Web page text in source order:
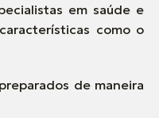
em saúde e
como o
de maneira